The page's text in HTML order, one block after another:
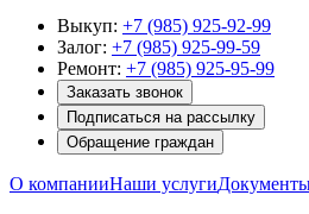
Выкуп: +7 (985) 925-92-99
Залог: +7 (985) 925-99-59
Ремонт: +7 (985) 925-95-99
Заказать звонок
Подписаться на рассылку
Обращение граждан
О компанииНаши услуги